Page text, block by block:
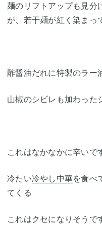
麺のリフトアップも見分
が、若干麺が紅く染まっ
酢醤油だれに特製のラー
山椒のシビレも加わった
これはなかなかに辛いで
冷たい冷やし中華を食べ
てくる
これはクセになりそうで